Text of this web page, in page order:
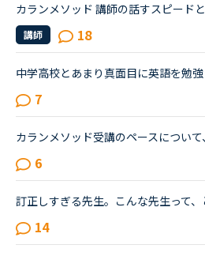
講師 18
7
6
14